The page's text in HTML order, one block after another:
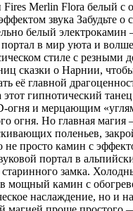
Merlin Flora белый с
звука Забудьте о
белый
в мир уюта и
стиле с резными
сказки о Нарнии,
её главной
этот гипнотический
огня и мерцающим
огня. Но главная
поленьев,
просто камин с
портал в
замка.
мощный камин с
наслаждение, но и